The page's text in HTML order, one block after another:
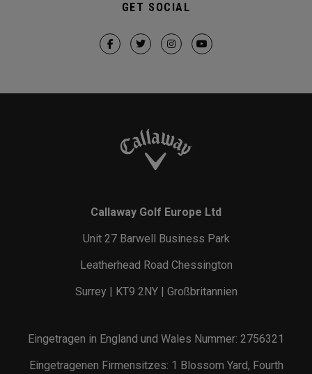
GET SOCIAL
Callaway Golf Europe Ltd
Unit 27 Barwell Business Park
Leatherhead Road Chessington
Surrey | KT9 2NY | Großbritannien
Eingetragen in England und Wales Nummer: 2756321
Eingetragenen Firmensitzes: 1 Blossom Yard, Fourth